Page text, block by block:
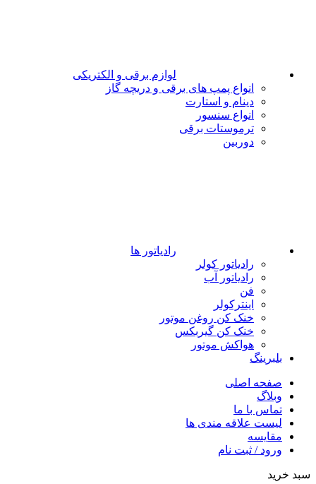
لوازم برقی و الکتریکی
انواع پمپ های برقی و دریچه گاز
دینام و استارت
انواع سنسور
ترموستات برقی
دوربین
رادیاتور ها
رادیاتور کولر
رادیاتور آب
فن
اینترکولر
خنک کن روغن موتور
خنک کن گیربکس
هواکش موتور
بلبرینگ
صفحه اصلی
وبلاگ
تماس با ما
لیست علاقه مندی ها
مقایسه
ورود / ثبت نام
سبد خرید